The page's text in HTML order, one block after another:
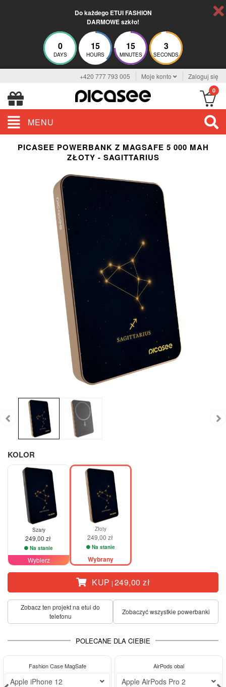
Do każdego ETUI FASHION
DARMOWE szkło!
0
DAYS
15
HOURS
15
MINUTES
2
SECONDS
+420 777 793 005 Moje konto Zaloguj się
0
MENU
PICASEE POWERBANK Z MAGSAFE 5 000 MAH
ZŁOTY - SAGITTARIUS
KOLOR
Szary
249,00 zł
Na stanie
Wybierz
Złoty
249,00 zł
Na stanie
Wybrany
KUP | 249,00 zł
Zobacz ten projekt na etui do
telefonu
Zobaczyć wszystkie powerbanki
POLECANE DLA CIEBIE
Fashion Case MagSafe
Apple iPhone 12
AirPods obal
Apple AirPods Pro 2